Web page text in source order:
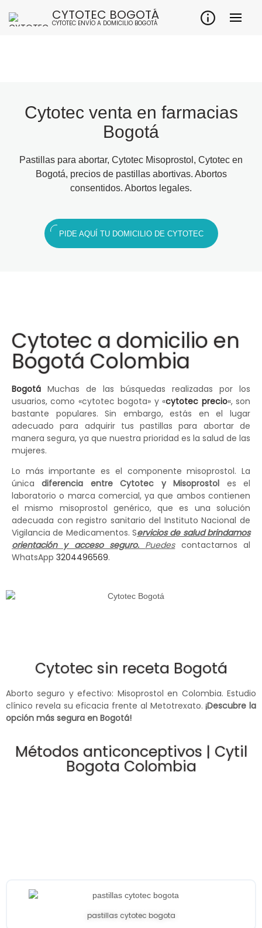
CYTOTEC BOGOTÁ
CYTOTEC ENVÍO A DOMICILIO BOGOTÁ
Cytotec venta en farmacias
Bogotá
Pastillas para abortar, Cytotec Misoprostol, Cytotec en
Bogotá, precios de pastillas abortivas. Abortos
consentidos. Abortos legales.
PIDE AQUÍ TU DOMICILIO DE CYTOTEC
Cytotec a domicilio en
Bogotá Colombia
Bogotá Muchas de las búsquedas realizadas por los
usuarios, como «cytotec bogota» y «cytotec precio«, son
bastante populares. Sin embargo, estás en el lugar
adecuado para adquirir tus pastillas para abortar de
manera segura, ya que nuestra prioridad es la salud de las
mujeres.
Lo más importante es el componente misoprostol. La
únicadiferencia entre Cytotec y Misoprostol es el
laboratorio o marca comercial, ya que ambos contienen
el mismo misoprostol genérico, que es una solución
adecuada con registro sanitario del Instituto Nacional de
Vigilancia de Medicamentos. Servicios de salud brindamos
orientación y acceso seguro. Puedescontactarnos al
WhatsApp 3204496569.
Cytotec sin receta Bogotá
Aborto seguro y efectivo: Misoprostol en Colombia. Estudio
clínico revela su eficacia frente al Metotrexato.¡Descubre la
opción más segura en Bogotá!
Métodos anticonceptivos | Cytil
Bogota Colombia
pastillas cytotec bogota